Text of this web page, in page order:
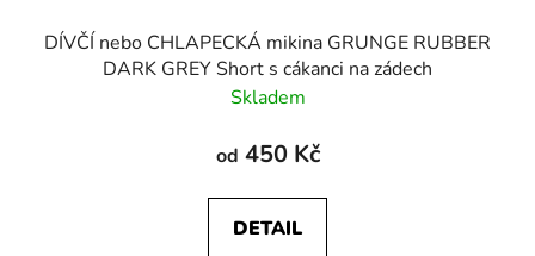
DÍVČÍ nebo CHLAPECKÁ mikina GRUNGE RUBBER
DARK GREY Short s cákanci na zádech
Skladem
od 450 Kč
DETAIL